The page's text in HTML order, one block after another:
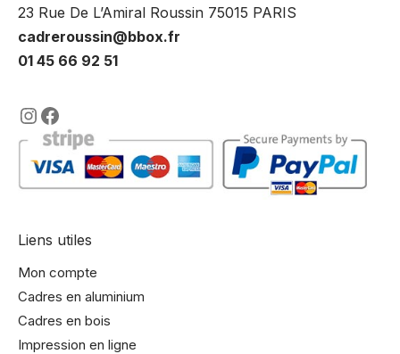
23 Rue De L’Amiral Roussin 75015 PARIS
cadreroussin@bbox.fr
01 45 66 92 51
https://www.instagram.com/
https://www.facebook.com/
Liens utiles
Mon compte
Cadres en aluminium
Cadres en bois
Impression en ligne